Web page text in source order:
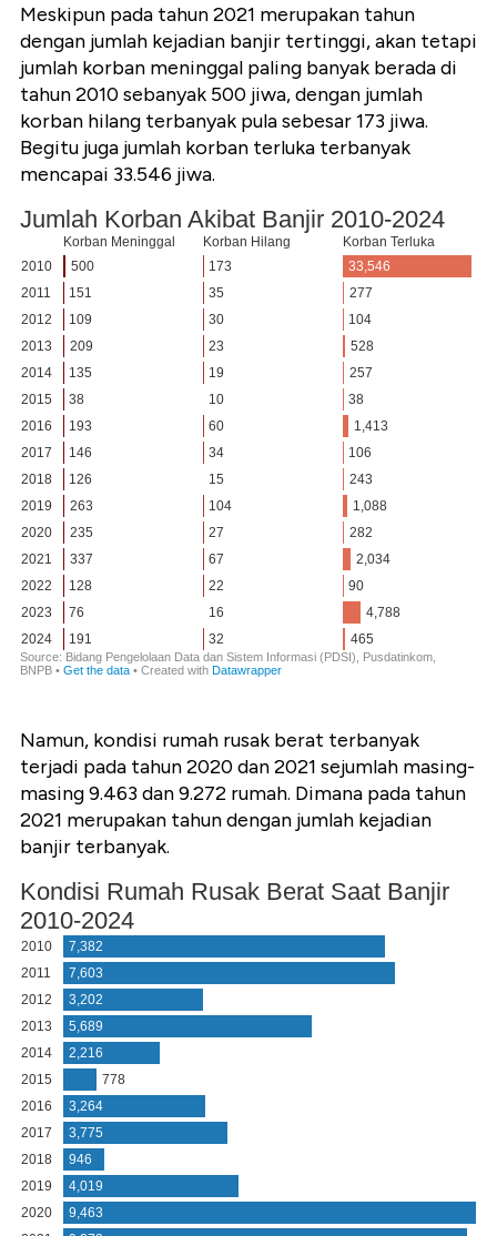
Meskipun pada tahun 2021 merupakan tahun
dengan jumlah kejadian banjir tertinggi, akan tetapi
jumlah korban meninggal paling banyak berada di
tahun 2010 sebanyak 500 jiwa, dengan jumlah
korban hilang terbanyak pula sebesar 173 jiwa.
Begitu juga jumlah korban terluka terbanyak
mencapai 33.546 jiwa.
Namun, kondisi rumah rusak berat terbanyak
terjadi pada tahun 2020 dan 2021 sejumlah masing-
masing 9.463 dan 9.272 rumah. Dimana pada tahun
2021 merupakan tahun dengan jumlah kejadian
banjir terbanyak.